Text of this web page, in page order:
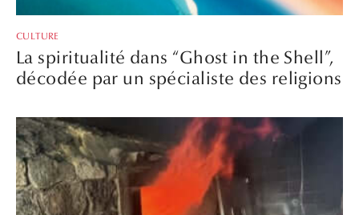
CULTURE
La spiritualité dans “Ghost in the Shell”,
décodée par un spécialiste des religions